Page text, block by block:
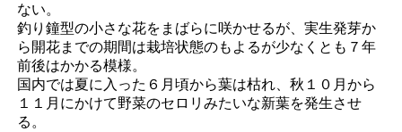
ない。
釣り鐘型の小さな花をまばらに咲かせるが、実生発芽か
ら開花までの期間は栽培状態のもよるが少なくとも７年
前後はかかる模様。
国内では夏に入った６月頃から葉は枯れ、秋１０月から
１１月にかけて野菜のセロリみたいな新葉を発生させ
る。